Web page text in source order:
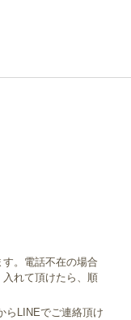
。電話不在の場合
れて頂けたら、順
らLINEでご連絡頂け